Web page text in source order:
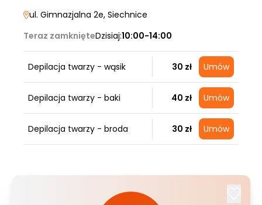
ul. Gimnazjalna 2e, Siechnice
Teraz zamknięteDzisiaj:10:00-14:00
Depilacja twarzy - wąsik 30 zł Umów
Depilacja twarzy - baki 40 zł Umów
Depilacja twarzy - broda 30 zł Umów